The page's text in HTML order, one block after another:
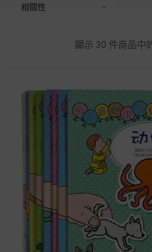
相關性 
顯示 30 件商品中